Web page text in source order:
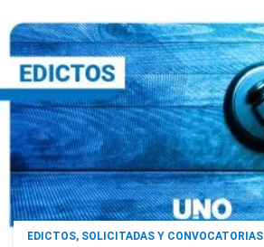
EDICTOS, SOLICITADAS Y CONVOCATORIAS